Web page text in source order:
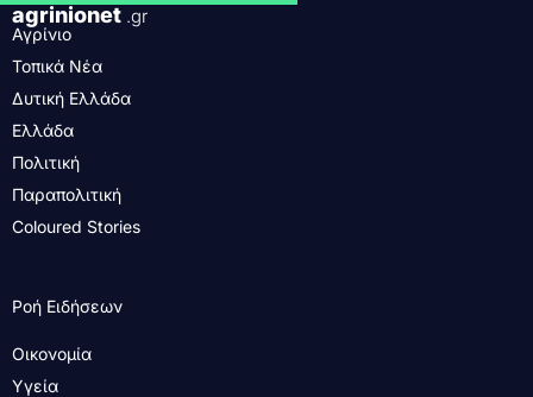
agrinionet .gr
Αγρίνιο
Τοπικά Νέα
Δυτική Ελλάδα
Ελλάδα
Πολιτική
Παραπολιτική
Coloured Stories
Ροή Ειδήσεων
Οικονομία
Υγεία